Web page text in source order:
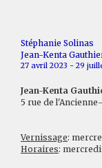
Stéphanie Solinas
Jean-Kenta
27 avril 2023 - 29
Jean-Kenta
5 rue de
Vernissage:
Horaires: